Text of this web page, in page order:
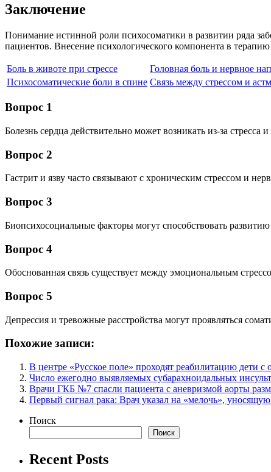
Заключение
Понимание истинной роли психосоматики в развитии ряда
пациентов. Внесение психологического компонента в
Боль в животе при стрессе Головная боль и нервное
Психосоматические боли в спине Связь между стрессом и
Вопрос 1
Болезнь сердца действительно может возникать из-за стресса
Вопрос 2
Гастрит и язву часто связывают с хроническим стрессом и
Вопрос 3
Биопсихосоциальные факторы могут способствовать
Вопрос 4
Обоснованная связь существует между эмоциональным
Вопрос 5
Депрессия и тревожные расстройства могут проявляться
Похожие записи:
В центре «Русское поле» проходят реабилитацию дети с
Число ежегодно выявляемых субарахноидальных
Врачи ГКБ №7 спасли пациента с аневризмой аорты
Первый сигнал рака: Врач указал на «мелочь»,
Поиск
Поиск
Recent Posts